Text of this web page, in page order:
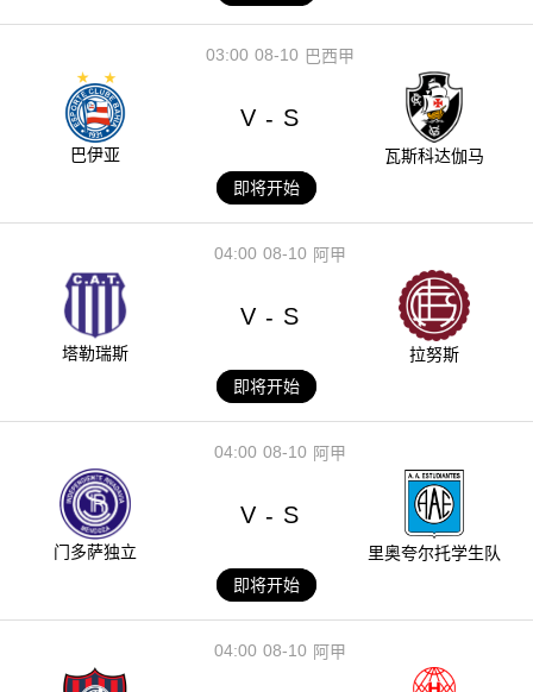
08-10
03:00 巴西甲
巴伊亚
V - S
瓦斯科达伽马
即将开始
08-10
04:00 阿甲
塔勒瑞斯
V - S
拉努斯
即将开始
08-10
04:00 阿甲
门多萨独立
V - S
里奥夸尔托学生队
即将开始
08-10
04:00 阿甲